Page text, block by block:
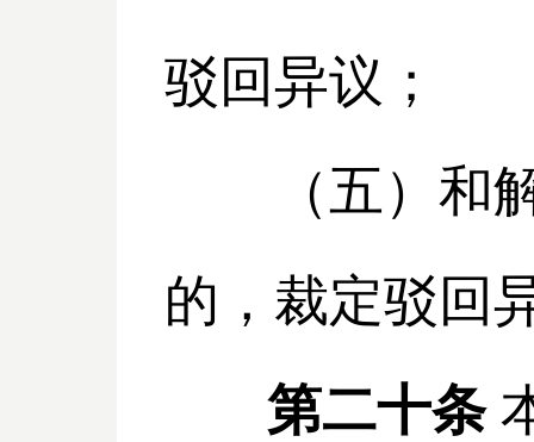
驳回异议；
（五）和解
的，裁定驳回
第二十条